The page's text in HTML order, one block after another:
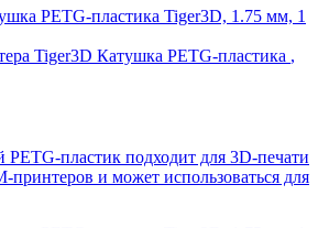
Tiger3D Катушка PETG-пластика ,
пластик подходит для 3D-печати
и может использоваться для